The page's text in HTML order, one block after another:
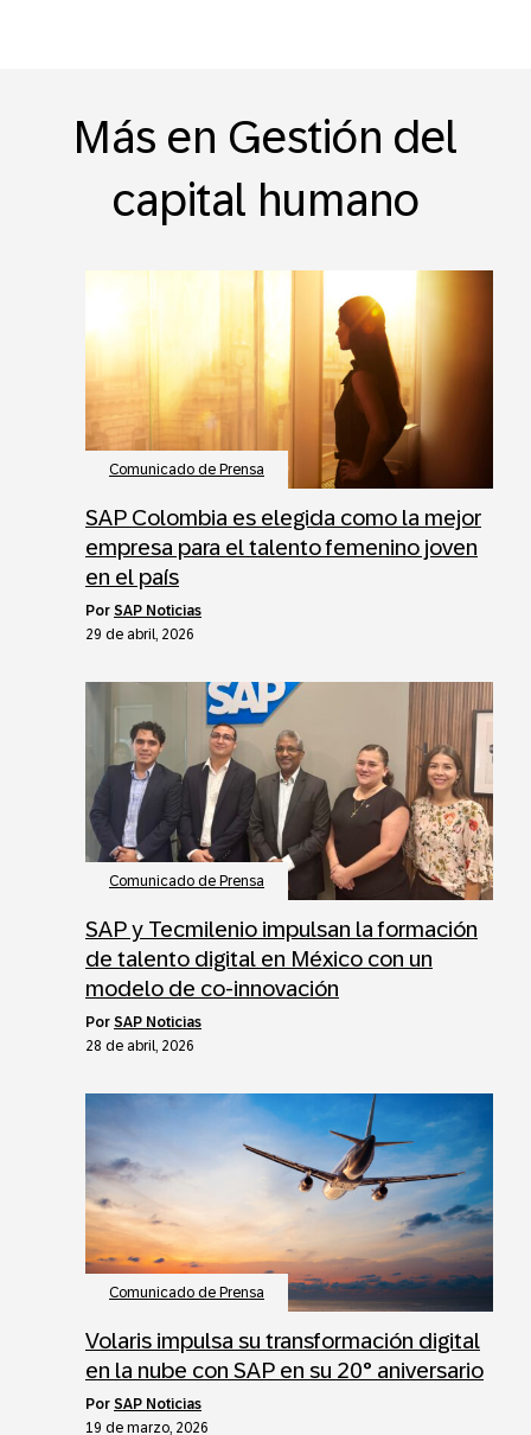
Más en Gestión del
capital humano
Comunicado de Prensa
SAP Colombia es elegida como la mejor
empresa para el talento femenino joven
en el país
por SAP Noticias
29 de abril, 2026
Comunicado de Prensa
SAP y Tecmilenio impulsan la formación
de talento digital en México con un
modelo de co-innovación
por SAP Noticias
28 de abril, 2026
Comunicado de Prensa
Volaris impulsa su transformación digital
en la nube con SAP en su 20° aniversario
por SAP Noticias
19 de marzo, 2026